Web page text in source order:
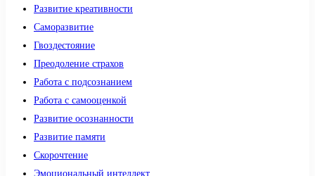
Развитие креативности
Саморазвитие
Гвоздестояние
Преодоление страхов
Работа с подсознанием
Работа с самооценкой
Развитие осознанности
Развитие памяти
Скорочтение
Эмоциональный интеллект